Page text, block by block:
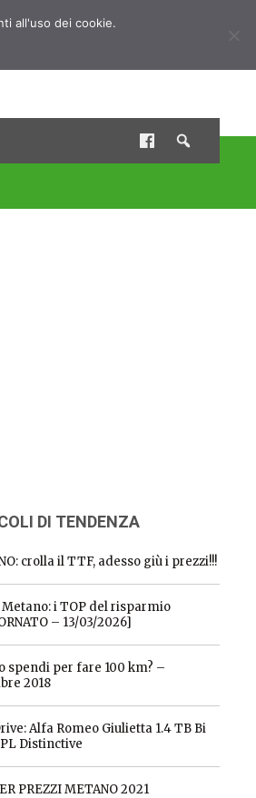
DI TENDENZA
crolla il TTF, adesso giù i prezzi!!!
Metano: i TOP del risparmio
– 13/03/2026]
spendi per fare 100 km? –
2018
Alfa Romeo Giulietta 1.4 TB Bi
Distinctive
PREZZI METANO 2021
all'uso dei cookie.